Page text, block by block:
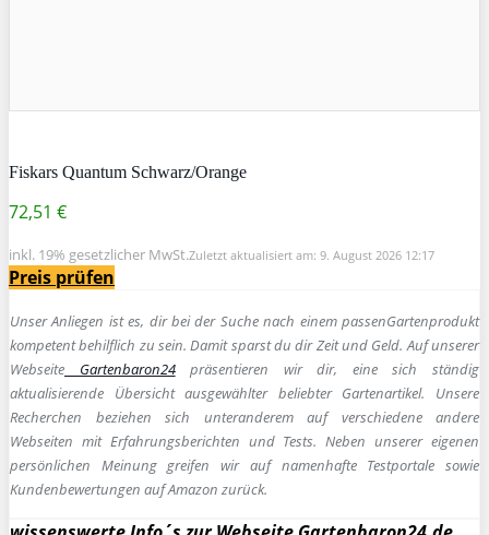
Fiskars Quantum Schwarz/Orange
72,51 €
inkl. 19% gesetzlicher MwSt.Zuletzt aktualisiert am: 9. August 2026 12:17
Preis prüfen
Unser Anliegen ist es, dir bei der Suche nach einem passenGartenprodukt
kompetent behilflich zu sein.Damit sparst du dir Zeit und Geld. Auf unserer
Webseite Gartenbaron24präsentieren wir dir, eine sich ständig
aktualisierende Übersicht ausgewählter beliebter Gartenartikel. Unsere
Recherchen beziehen sich unteranderem auf verschiedene andere
Webseiten mit Erfahrungsberichten und Tests. Neben unserer eigenen
persönlichen Meinung greifen wir auf namenhafte Testportale sowie
Kundenbewertungen auf Amazon zurück.